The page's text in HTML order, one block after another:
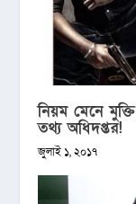
নিয়ম মেনে
তথ্য অধিদপ্তর!
জুলাই ১, ২০১৭